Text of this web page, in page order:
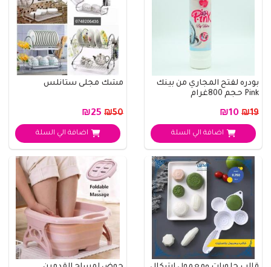
بودره لفتح المجاري من بينك
Pink حجم 800غرام
₪19
اضافة الي السلة
مشك مجلى ستانلس
₪50
اضافة الي السلة